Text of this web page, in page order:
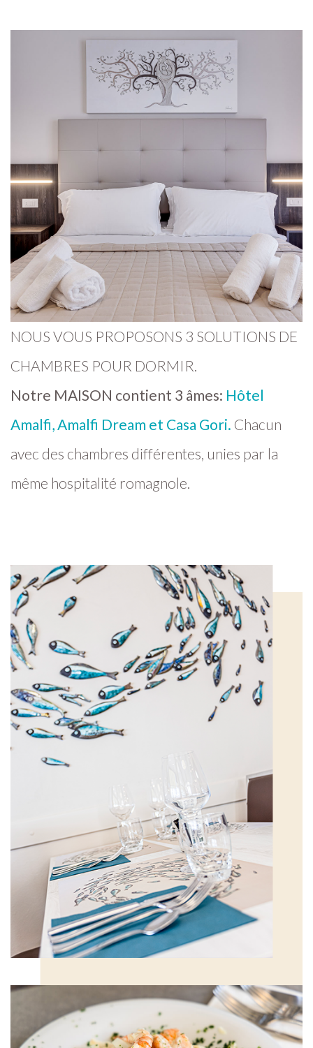
NOUS VOUS PROPOSONS 3 SOLUTIONS DE
CHAMBRES POUR DORMIR.
Notre MAISON contient 3 âmes: Hôtel
Amalfi, Amalfi Dream et Casa Gori. Chacun
avec des chambres différentes, unies par la
même hospitalité romagnole.